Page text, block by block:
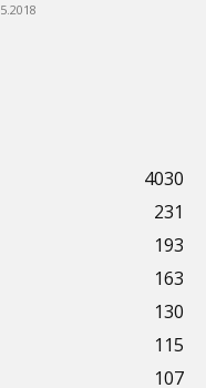
4030
231
193
163
130
115
107